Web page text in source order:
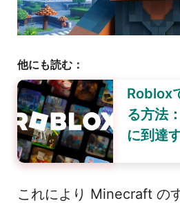
他にも読む：
Roblox
る方法
に到達
これにより Minecraft の